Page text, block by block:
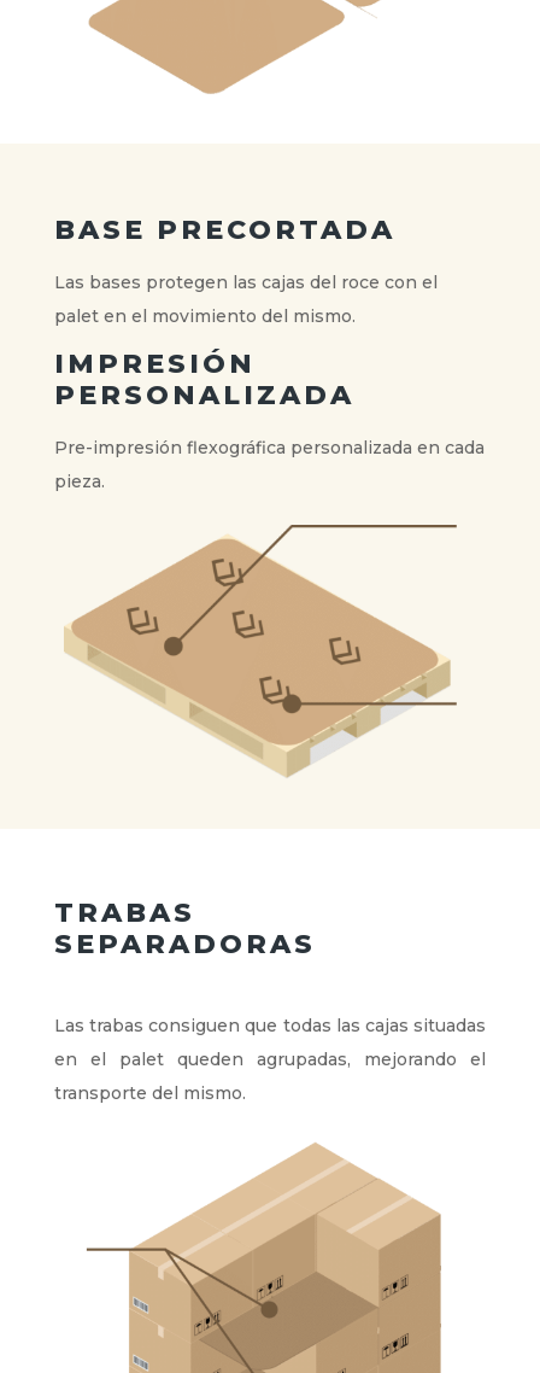
BASE PRECORTADA
Las bases protegen las cajas del roce con el
palet en el movimiento del mismo.
IMPRESIÓN
PERSONALIZADA
Pre-impresión flexográfica personalizada en cada
pieza.
TRABAS
SEPARADORAS
Las trabas consiguen que todas las cajas situadas
en el palet queden agrupadas, mejorando el
transporte del mismo.